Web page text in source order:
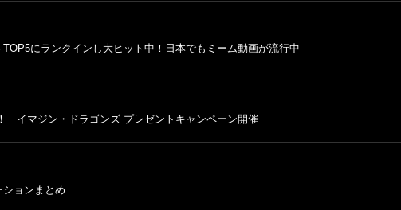
にランクインし大ヒット中！日本でもミーム動画が流行中
イマジン・ドラゴンズ プレゼントキャンペーン開催
ョンまとめ